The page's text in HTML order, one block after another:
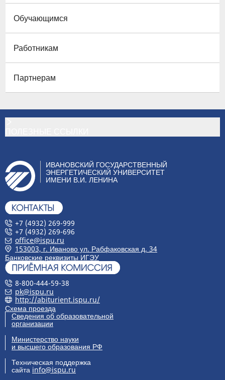
Обучающимся
Работникам
Партнерам
ИВАНОВСКИЙ ГОСУДАРСТВЕННЫЙ
ЭНЕРГЕТИЧЕСКИЙ УНИВЕРСИТЕТ
ИМЕНИ В.И. ЛЕНИНА
+7 (4932) 269-999
+7 (4932) 269-696
office@ispu.ru
153003, г. Иваново ул. Рабфаковская д. 34
Банковские реквизиты ИГЭУ
8-800-444-59-38
pk@ispu.ru
http://abiturient.ispu.ru/
Схема проезда
Сведения об образовательной
организации
Министерство науки
и высшего образования РФ
Техническая поддержка
сайта info@ispu.ru